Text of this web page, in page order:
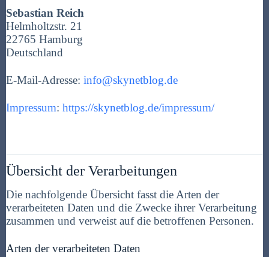
Sebastian Reich
Helmholtzstr. 21
22765 Hamburg
Deutschland
E-Mail-Adresse: info@skynetblog.de
Impressum: https://skynetblog.de/impressum/
Übersicht der Verarbeitungen
Die nachfolgende Übersicht fasst die Arten der
verarbeiteten Daten und die Zwecke ihrer Verarbeitung
zusammen und verweist auf die betroffenen Personen.
Arten der verarbeiteten Daten